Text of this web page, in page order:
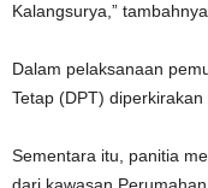
Kalangsurya,” tambahnya.
Dalam pelaksanaan
Tetap (DPT)
Sementara itu, panitia